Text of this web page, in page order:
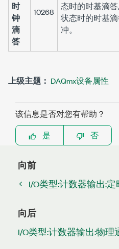
时
钟
滴
答
10268
态时的时基滴
状态时的时基
冲。
上级主题： DAQmx设备属性
该信息是否对您有帮助？
是
否
向前
I/O类型:计数器输出:
向后
I/O类型:计数器输出:物理